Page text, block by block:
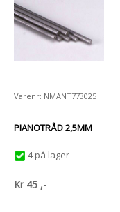
Varenr: NMANT773025
PIANOTRÅD 2,5MM
4 på lager
Kr 45 ,-